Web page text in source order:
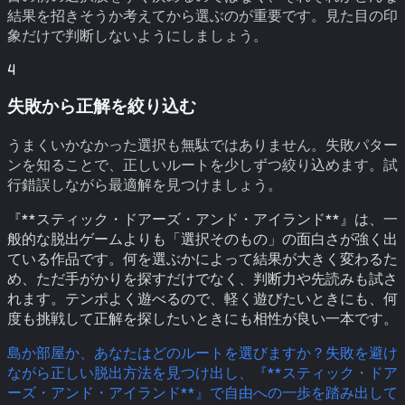
結果を招きそうか考えてから選ぶのが重要です。見た目の印
象だけで判断しないようにしましょう。
4
失敗から正解を絞り込む
うまくいかなかった選択も無駄ではありません。失敗パター
ンを知ることで、正しいルートを少しずつ絞り込めます。試
行錯誤しながら最適解を見つけましょう。
『**スティック・ドアーズ・アンド・アイランド**』は、一
般的な脱出ゲームよりも「選択そのもの」の面白さが強く出
ている作品です。何を選ぶかによって結果が大きく変わるた
め、ただ手がかりを探すだけでなく、判断力や先読みも試さ
れます。テンポよく遊べるので、軽く遊びたいときにも、何
度も挑戦して正解を探したいときにも相性が良い一本です。
島か部屋か、あなたはどのルートを選びますか？失敗を避け
ながら正しい脱出方法を見つけ出し、『**スティック・ドア
ーズ・アンド・アイランド**』で自由への一歩を踏み出して